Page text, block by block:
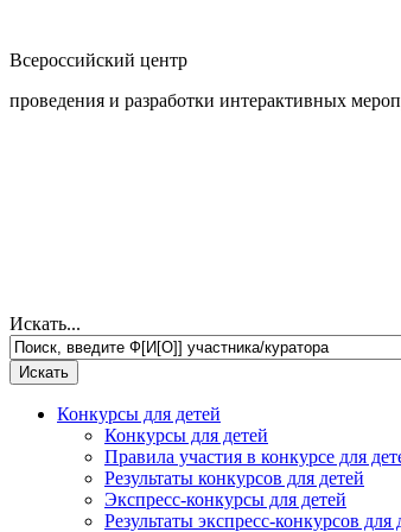
Всероссийский центр
проведения и разработки интерактивных
Искать...
Конкурсы для детей
Конкурсы для детей
Правила участия в конкурсе для
Результаты конкурсов для детей
Экспресс-конкурсы для детей
Результаты экспресс-конкурсов для